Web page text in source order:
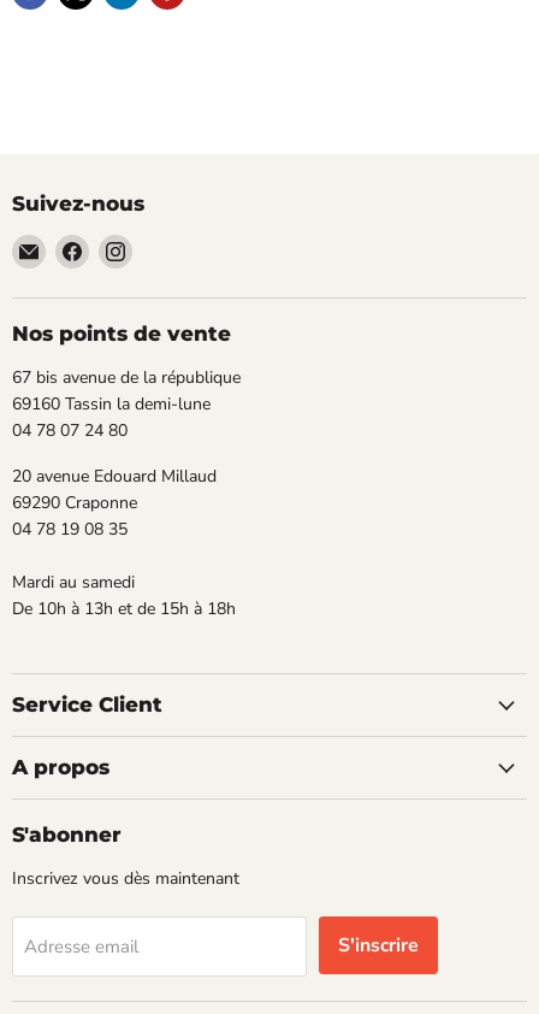
Suivez-nous
Email
TECLAB
Trouvez-
nous
sur
Facebook
Trouvez-
sur
Instagram
Nos points de vente
67 bis avenue de la république
69160 Tassin la demi-lune
04 78 07 24 80
20 avenue Edouard Millaud
69290 Craponne
04 78 19 08 35
Mardi au samedi
De 10h à 13h et de 15h à 18h
Service Client
A propos
S'abonner
Inscrivez vous dès maintenant
Adresse email S'inscrire